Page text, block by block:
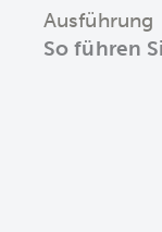
Ausführung
So führen